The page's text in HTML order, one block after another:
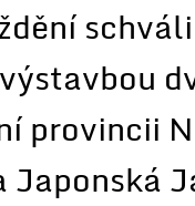
provincii
Japonská